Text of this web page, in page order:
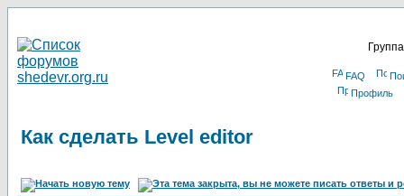
FAQ
Профиль
Как сделать Level editor